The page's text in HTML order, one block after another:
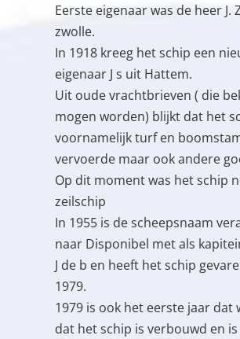
Eerste eigenaar was de heer J.
zwolle.
In 1918 kreeg het schip een
eigenaar J s uit Hattem.
Uit oude vrachtbrieven ( die
mogen worden) blijkt dat het
voornamelijk turf en
vervoerde maar ook andere
Op dit moment was het schip
zeilschip
In 1955 is de scheepsnaam
naar Disponibel met als
J de b en heeft het schip
1979.
1979 is ook het eerste jaar dat
dat het schip is verbouwd en is